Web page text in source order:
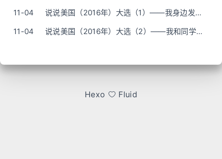
11-04
说说美国（2016年）大选（1）——我身边发生了什么
11-04
说说美国（2016年）大选（2）——我和同学的对话
Hexo Fluid